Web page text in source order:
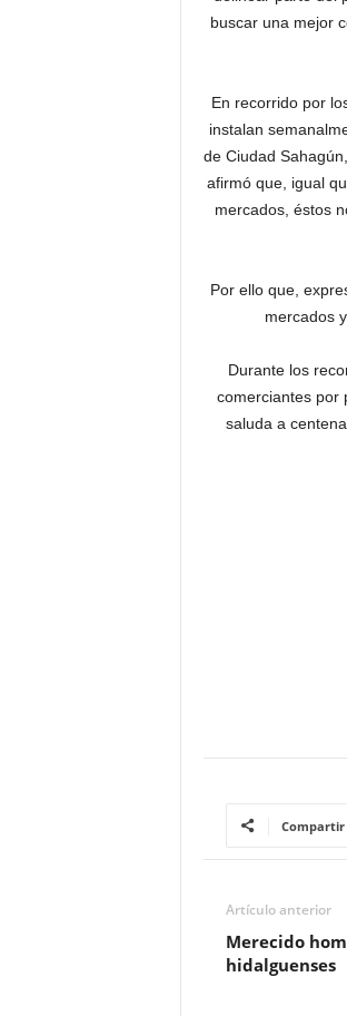
buscar una mejor
En recorrido por
instalan
de Ciudad
afirmó que, igual
mercados, éstos
Por ello que,
mercados
Durante los
comerciantes por
saluda a
Compartir
Artículo anterior
Merecido
hidalguenses